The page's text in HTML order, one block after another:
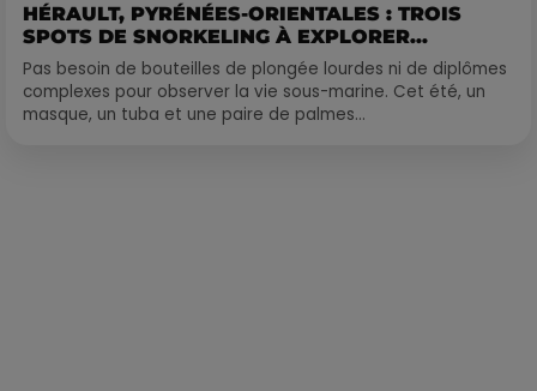
HÉRAULT, PYRÉNÉES-ORIENTALES : TROIS
SPOTS DE SNORKELING À EXPLORER...
Pas besoin de bouteilles de plongée lourdes ni de diplômes
complexes pour observer la vie sous-marine. Cet été, un
masque, un tuba et une paire de palmes...